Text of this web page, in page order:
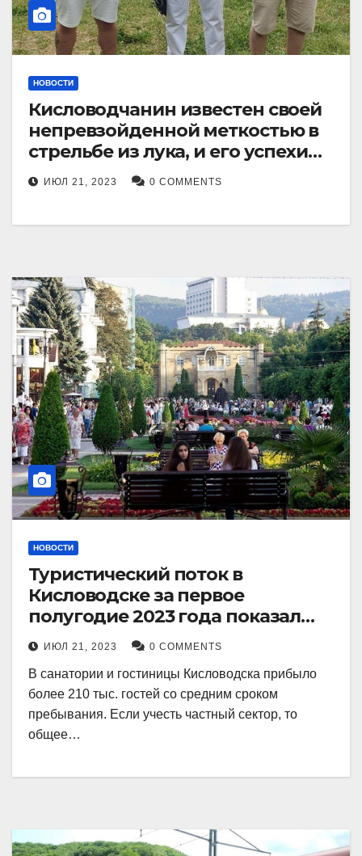
НОВОСТИ
Кисловодчанин известен своей
непревзойденной меткостью в
стрельбе из лука, и его успехи
прославили его в
Ставропольском крае.
ИЮЛ 21, 2023 0 COMMENTS
НОВОСТИ
Туристический поток в
Кисловодске за первое
полугодие 2023 года показал
рекордный рост в 21 процент.
ИЮЛ 21, 2023 0 COMMENTS
В санатории и гостиницы Кисловодска прибыло
более 210 тыс. гостей со средним сроком
пребывания. Если учесть частный сектор, то
общее…